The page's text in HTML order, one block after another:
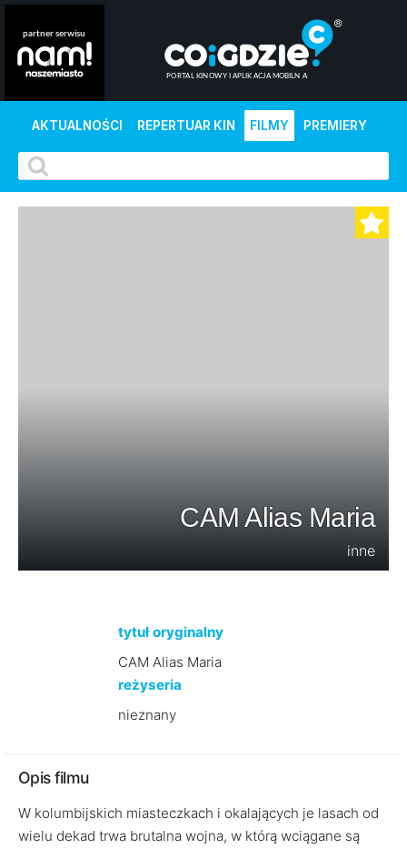
AKTUALNOŚCI REPERTUAR KIN FILMY PREMIERY
CAM Alias Maria
inne
tytuł oryginalny
CAM Alias Maria
reżyseria
nieznany
Opis filmu
W kolumbijskich miasteczkach i okalających je lasach od
wielu dekad trwa brutalna wojna, w którą wciągane są